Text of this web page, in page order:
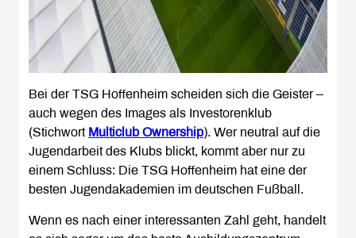
Bei der TSG Hoffenheim scheiden sich die Geister –
auch wegen des Images als Investorenklub
(Stichwort Multiclub Ownership). Wer neutral auf die
Jugendarbeit des Klubs blickt, kommt aber nur zu
einem Schluss: Die TSG Hoffenheim hat eine der
besten Jugendakademien im deutschen Fußball.
Wenn es nach einer interessanten Zahl geht, handelt